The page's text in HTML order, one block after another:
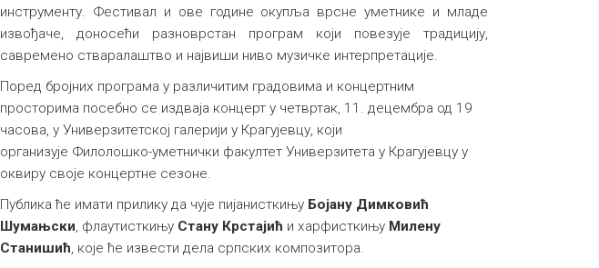
инструменту. Фестивал и ове године окупља врсне уметнике и младе
извођаче, доносећи разноврстан програм који повезује традицију,
савремено стваралаштво и највиши ниво музичке интерпретације.
Поред бројних програма у различитим градовима и концертним
просторима посебно се издваја концерт у четвртак, 11. децембра од 19
часова, у Универзитетској галерији у Крагујевцу, који
организује Филолошко-уметнички факултет Универзитета у Крагујевцу у
оквиру своје концертне сезоне.
Публика ће имати прилику да чује пијанисткињу Бојану Димковић
Шумањски, флаутисткињу Стану Крстајић и харфисткињу Милену
Станишић, које ће извести дела српских композитора.